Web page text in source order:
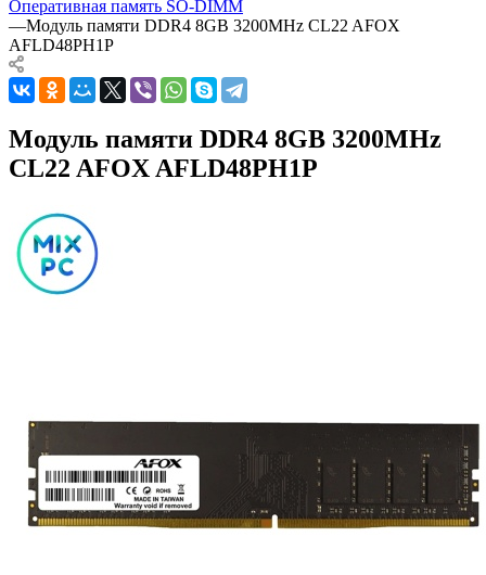
Оперативная память SO-DIMM
—Модуль памяти DDR4 8GB 3200MHz CL22 AFOX
AFLD48PH1P
Модуль памяти DDR4 8GB 3200MHz
CL22 AFOX AFLD48PH1P